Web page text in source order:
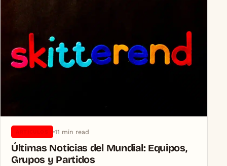
11 min read
Últimas Noticias del Mundial: Equipos,
Grupos y Partidos